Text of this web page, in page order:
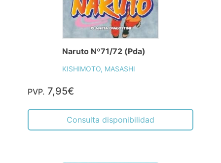
Naruto Nº71/72 (Pda)
KISHIMOTO, MASASHI
PVP. 7,95€
Consulta disponibilidad